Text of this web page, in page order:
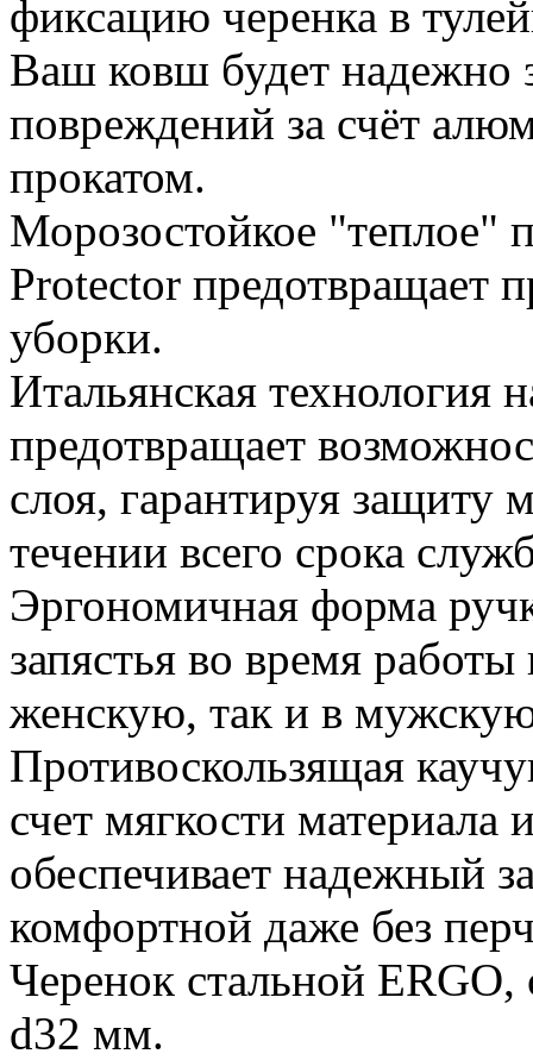
фиксацию черенка в
Ваш ковш будет надежно
повреждений за счёт
прокатом.
Морозостойкое "теплое"
Protector предотвращает
уборки.
Итальянская технология
предотвращает
слоя, гарантируя защиту
течении всего срока
Эргономичная форма
запястья во время
женскую, так и в
Противоскользящая
счет мягкости
обеспечивает надежный
комфортной даже без
Черенок стальной
d32 мм.